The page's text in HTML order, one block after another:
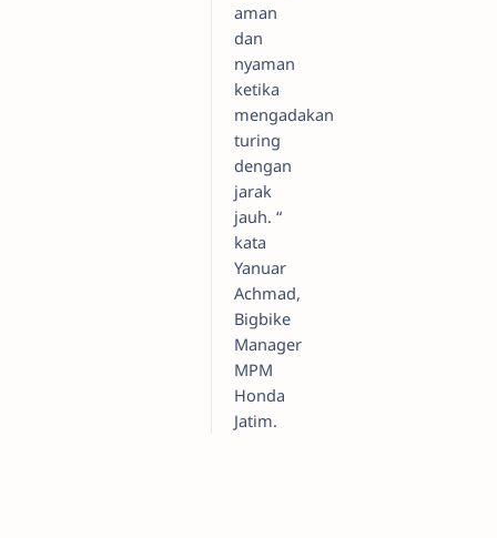
aman
dan
nyaman
ketika
mengadakan
turing
dengan
jarak
jauh. “
kata
Yanuar
Achmad,
Bigbike
Manager
MPM
Honda
Jatim.